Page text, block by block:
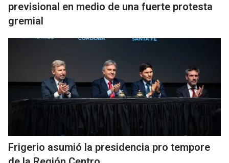
previsional en medio de una fuerte protesta
gremial
Frigerio asumió la presidencia pro tempore